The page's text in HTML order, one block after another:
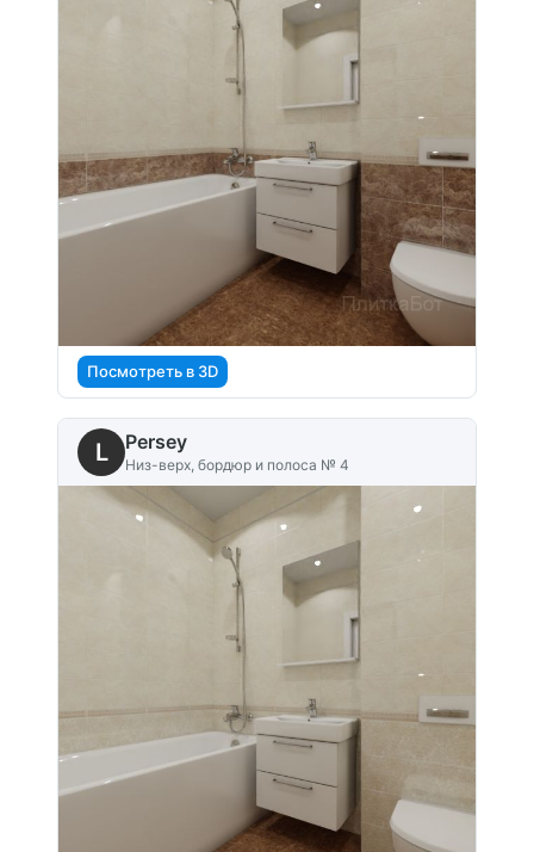
Посмотреть в 3D
L Persey
Низ-верх, бордюр и полоса № 4